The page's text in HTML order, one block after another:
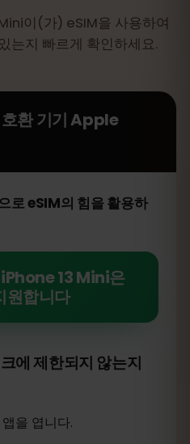
이(가) eSIM을 사용하여
는지 빠르게 확인하세요.
환 기기Apple
eSIM의 힘을 활용하
13 Mini은
원합니다
에 제한되지 않는지
을 엽니다.